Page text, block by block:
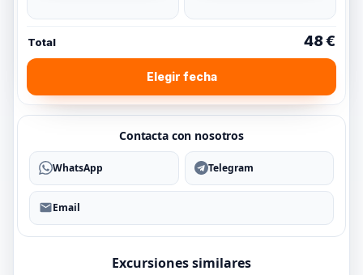
Total 48 €
Elegir fecha
Contacta con nosotros
WhatsApp Telegram
Email
Excursiones similares